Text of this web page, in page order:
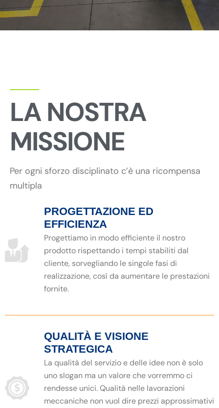
LA NOSTRA
MISSIONE
Per ogni sforzo disciplinato c’è una ricompensa
multipla
PROGETTAZIONE ED
EFFICIENZA
Progettiamo in modo efficiente il nostro
prodotto rispettando i tempi stabiliti dal
cliente, sorvegliando le singole fasi di
realizzazione, così da aumentare le prestazioni
fornite.
QUALITÀ E VISIONE
STRATEGICA
La qualità del servizio e delle idee non è solo
uno slogan ma un valore che vorremmo ci
rendesse unici. Qualità nelle lavorazioni
meccaniche non vuol dire prezzi approssimativi